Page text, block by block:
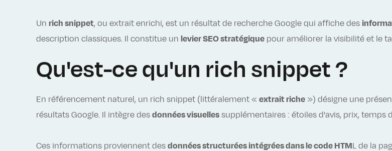
Un rich snippet, ou extrait enrichi, est un résultat de recherche Google qui affiche des
description classiques. Il constitue un levier SEO stratégiquepour améliorer la visibilité et le
Qu'est-ce qu'un rich snippet ?
En référencement naturel, un rich snippet (littéralement « extrait riche») désigne une
résultats Google. Il intègre des données visuellessupplémentaires : étoiles d'avis, prix, temps
Ces informations proviennent des données structurées intégrées dans le code HTML de la